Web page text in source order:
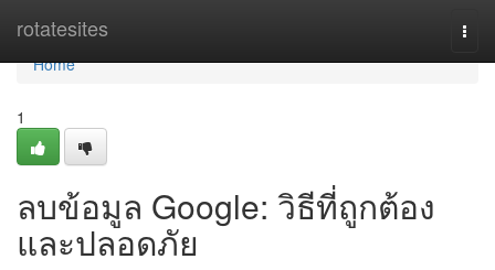
rotatesites
Home
Home
1
ลบข้อมูล Google: วิธีที่ถูกต้อง
และปลอดภัย